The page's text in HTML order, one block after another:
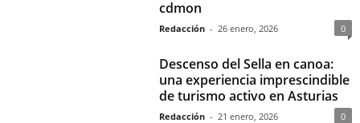
cdmon
Redacción - 26 enero, 2026 0
Descenso del Sella en canoa:
una experiencia imprescindible
de turismo activo en Asturias
Redacción - 21 enero, 2026 0